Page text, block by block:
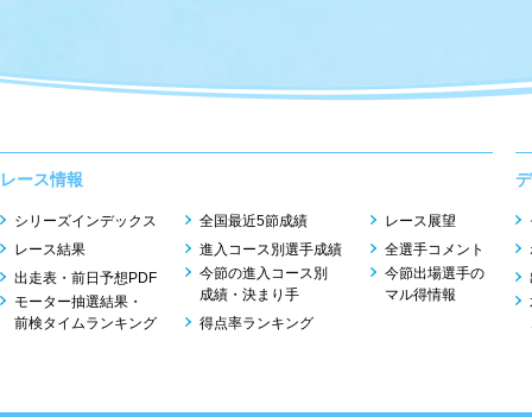
レース情報
シリーズインデックス
レース結果
出走表・前日予想PDF
モーター抽選結果・
前検タイムランキング
全国最近5節成績
進入コース別選手成績
今節の進入コース別
成績・決まり手
得点率ランキング
レース展望
全選手コメント
今節出場選手の
マル得情報